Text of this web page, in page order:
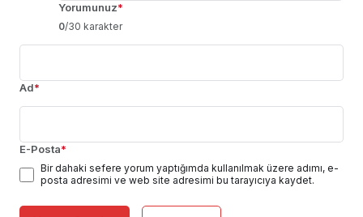
Yorumunuz*
0/30 karakter
Ad*
E-Posta*
Bir dahaki sefere yorum yaptığımda kullanılmak üzere adımı, e-
posta adresimi ve web site adresimi bu tarayıcıya kaydet.